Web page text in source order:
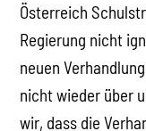
Österreich
Regierung nicht
neuen
nicht wieder über
wir, dass die